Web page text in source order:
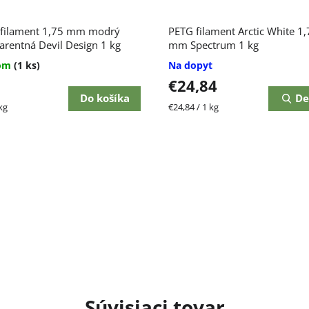
filament 1,75 mm modrý
Devil Design 1 kg
(1 ks)
Do košíka
PETG filament Arctic White
mm Spectrum 1 kg
Na dopyt
€24,84
Jednotková
€24,84 / 1 kg